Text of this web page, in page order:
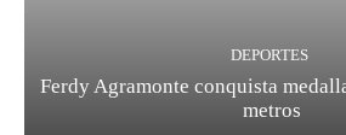
DEPORTES
Ferdy Agramonte conquista
metros